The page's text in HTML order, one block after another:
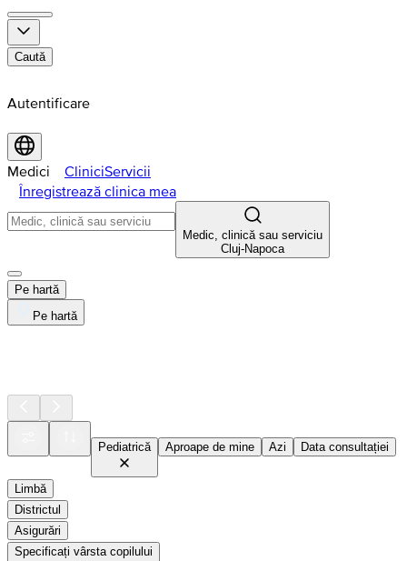
Caută
Autentificare
Medici CliniciServicii
Înregistrează clinica mea
Medic, clinică sau serviciu
Cluj-Napoca
Pe hartă
Pe hartă
Pediatrică Aproape de mine Azi Data consultației
Limbă
Districtul
Asigurări
Specificați vârsta copilului